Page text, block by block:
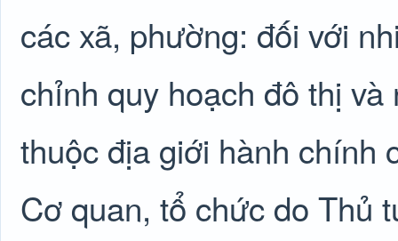
các xã, phường: đối với
chỉnh quy hoạch đô thị
thuộc địa giới hành chính
Cơ quan, tổ chức do Thủ